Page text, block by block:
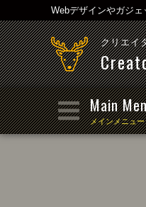
Webデザインやガジ
クリエイ
Main
メインメニュー